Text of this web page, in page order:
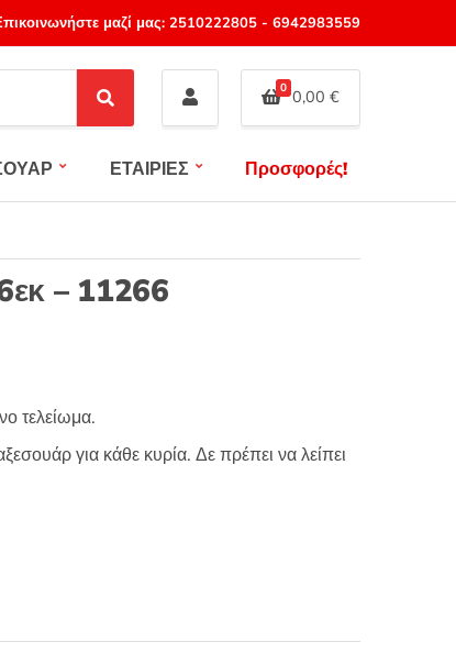
μαζί μας: 2510222805- 6942983559
S
e
c
0 0,00 €
ΕΤΑΙΡΙΕΣ Προσφορές!
– 11266
τελείωμα.
για κάθε κυρία. Δε πρέπει να λείπει